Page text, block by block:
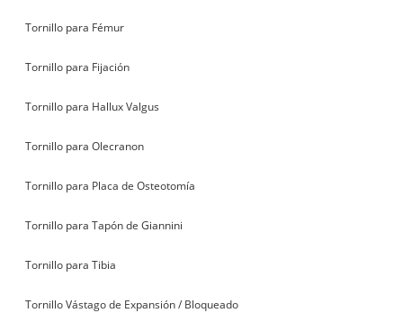
Tornillo para Fémur
Tornillo para Fijación
Tornillo para Hallux Valgus
Tornillo para Olecranon
Tornillo para Placa de Osteotomía
Tornillo para Tapón de Giannini
Tornillo para Tibia
Tornillo Vástago de Expansión / Bloqueado